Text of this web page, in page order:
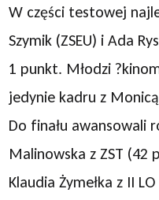
W części testowej
Szymik (ZSEU) i Ada
1 punkt. Młodzi
jedynie kadru z
Do finału awansowali
Malinowska z ZST (42
Klaudia Żymełka z II